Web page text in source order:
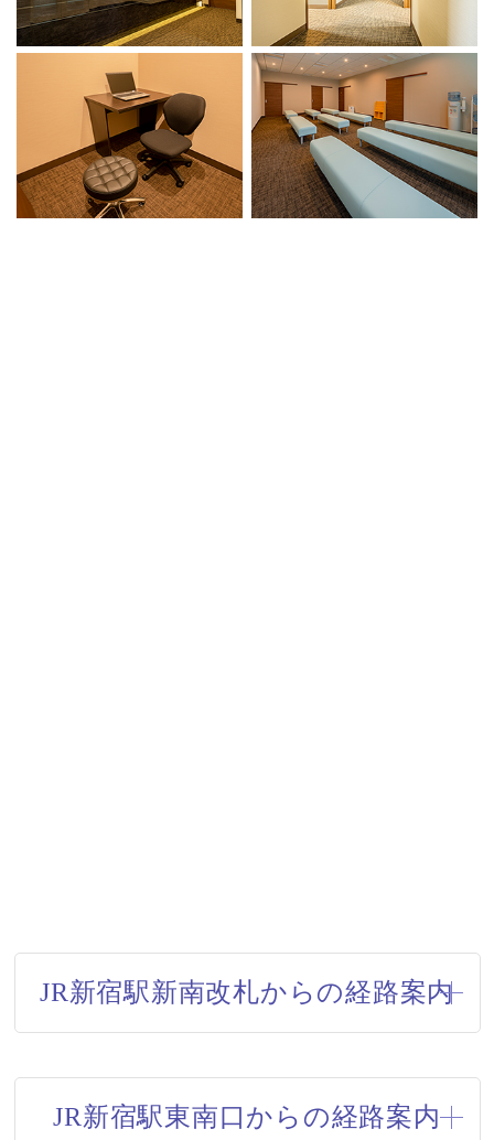
JR新宿駅新南改札からの経路案内
JR新宿駅東南口からの経路案内